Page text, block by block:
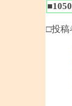
■1050
□投稿